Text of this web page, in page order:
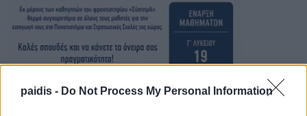
paidis - Do Not Process My Personal Information